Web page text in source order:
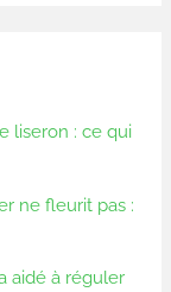
liseron : ce qui
ne fleurit pas :
aidé à réguler